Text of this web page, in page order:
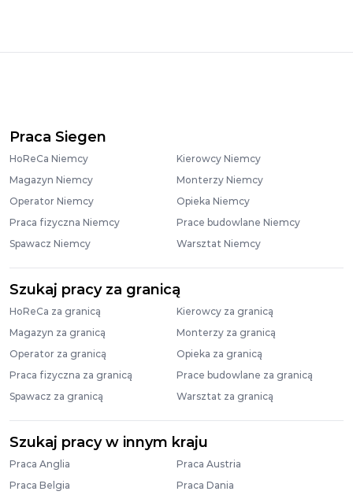
Praca Siegen
HoReCa Niemcy
Kierowcy Niemcy
Magazyn Niemcy
Monterzy Niemcy
Operator Niemcy
Opieka Niemcy
Praca fizyczna Niemcy
Prace budowlane Niemcy
Spawacz Niemcy
Warsztat Niemcy
Szukaj pracy za granicą
HoReCa za granicą
Kierowcy za granicą
Magazyn za granicą
Monterzy za granicą
Operator za granicą
Opieka za granicą
Praca fizyczna za granicą
Prace budowlane za granicą
Spawacz za granicą
Warsztat za granicą
Szukaj pracy w innym kraju
Praca Anglia
Praca Austria
Praca Belgia
Praca Dania